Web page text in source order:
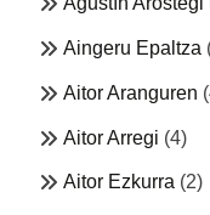
Aingeru Epaltza
Aitor Aranguren
Aitor Arregi (4)
Aitor Ezkurra (2)